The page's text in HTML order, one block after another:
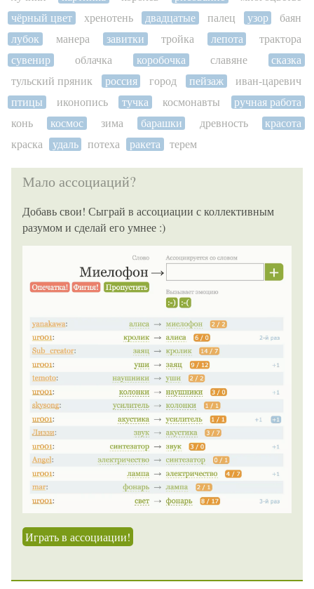
чёрный цвет
хренотень двадцатые палец узор
баян
лубок
манера завитки тройка лепота
трактора
сувенир
облачка коробочка славяне
сказка
тульский пряник
россия город пейзаж
иван-царевич
птицы
иконопись тучка космонавты
ручная работа
конь
космос зима барашки древность
красота
краска
удаль потеха ракета терем
Мало ассоциаций?
Добавь свои! Сыграй в ассоциации с коллективным
разумом и сделай его умнее :)
Играть в ассоциации!